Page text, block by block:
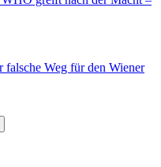
Weg für den Wiener